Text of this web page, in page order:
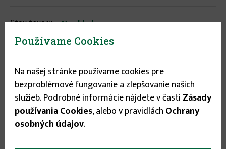
Stav tovaru: Na sklade
Expedícia do:
1-3 dní
Veľkosť
40
20.95 €
Používame Cookies
Na našej stránke používame cookies pre
bezproblémové fungovanie a zlepšovanie našich
služieb. Podrobné informácie nájdete v časti Zásady
používania Cookies, alebo v pravidlách Ochrany
osobných údajov.